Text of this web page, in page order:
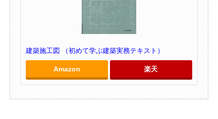
建築施工図 （初めて学ぶ建築実務テキスト）
Amazon 楽天